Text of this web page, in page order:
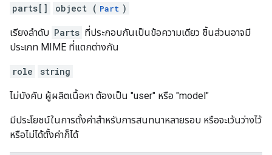
parts[]
object ( Part )
เรียงลำดับ Parts ที่ประกอบกันเป็นข้อความเดียว ชิ้นส่วนอาจมี
ประเภท MIME ที่แตกต่างกัน
role string
ไม่บังคับ ผู้ผลิตเนื้อหา ต้องเป็น "user" หรือ "model"
มีประโยชน์ในการตั้งค่าสำหรับการสนทนาหลายรอบ หรือจะเว้นว่างไว้
หรือไม่ได้ตั้งค่าก็ได้